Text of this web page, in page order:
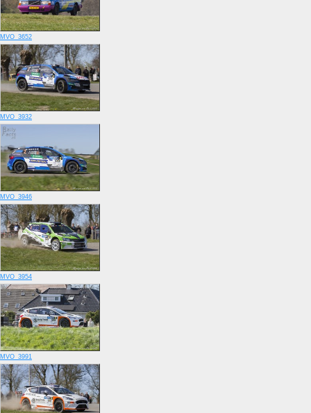
MVO_3652
MVO_3932
MVO_3946
MVO_3954
MVO_3991